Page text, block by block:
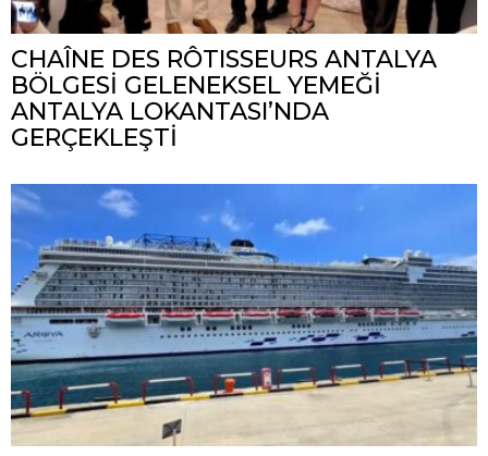
CHAÎNE DES RÔTISSEURS ANTALYA
BÖLGESİ GELENEKSEL YEMEĞİ
ANTALYA LOKANTASI’NDA
GERÇEKLEŞTİ